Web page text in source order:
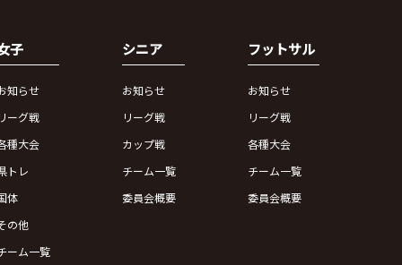
子
知らせ
リーグ戦
種大会
トレ
体
の他
ーム一覧
シニア
お知らせ
リーグ戦
カップ戦
チーム一覧
委員会概要
フットサル
お知らせ
リーグ戦
各種大会
チーム一覧
委員会概要